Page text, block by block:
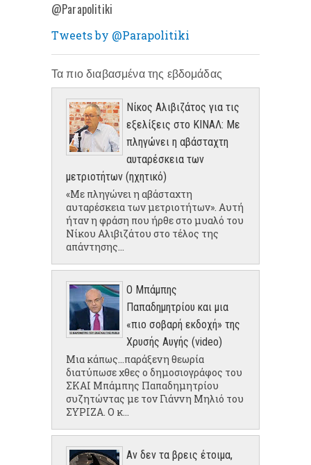
@Parapolitiki
Tweets by @Parapolitiki
Τα πιο διαβασμένα της εβδομάδας
Νίκος Αλιβιζάτος για τις
εξελίξεις στο ΚΙΝΑΛ: Με
πληγώνει η αβάσταχτη
αυταρέσκεια των
μετριοτήτων (ηχητικό)
«Με πληγώνει η αβάσταχτη
αυταρέσκεια των μετριοτήτων». Αυτή
ήταν η φράση που ήρθε στο μυαλό του
Νίκου Αλιβιζάτου στο τέλος της
απάντησης...
Ο Μπάμπης
Παπαδημητρίου και μια
«πιο σοβαρή εκδοχή» της
Χρυσής Αυγής (video)
Μια κάπως...παράξενη θεωρία
διατύπωσε χθες ο δημοσιογράφος του
ΣΚΑΙ Μπάμπης Παπαδημητρίου
συζητώντας με τον Γιάννη Μηλιό του
ΣΥΡΙΖΑ. Ο κ...
Αν δεν τα βρεις έτοιμα,